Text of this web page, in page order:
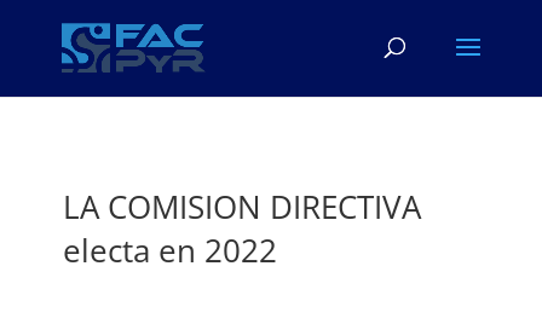
LA COMISION DIRECTIVA
electa en 2022